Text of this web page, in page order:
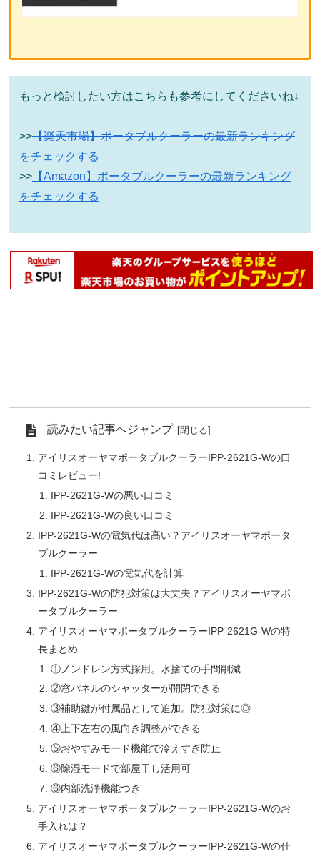
もっと検討したい方はこちらも参考にしてくださいね↓
>>【楽天市場】ポータブルクーラーの最新ランキング
をチェックする
>> 【Amazon】ポータブルクーラーの最新ランキング
をチェックする
読みたい記事へジャンプ
アイリスオーヤマポータブルクーラーIPP-2621G-Wの口
コミレビュー!
IPP-2621G-Wの悪い口コミ
IPP-2621G-Wの良い口コミ
IPP-2621G-Wの電気代は高い？アイリスオーヤマポータ
ブルクーラー
IPP-2621G-Wの電気代を計算
IPP-2621G-Wの防犯対策は大丈夫？アイリスオーヤマポ
ータブルクーラー
アイリスオーヤマポータブルクーラーIPP-2621G-Wの特
長まとめ
①ノンドレン方式採用。水捨ての手間削減
②窓パネルのシャッターが開閉できる
③補助鍵が付属品として追加。防犯対策に◎
④上下左右の風向き調整ができる
⑤おやすみモード機能で冷えすぎ防止
⑥除湿モードで部屋干し活用可
⑥内部洗浄機能つき
アイリスオーヤマポータブルクーラーIPP-2621G-Wのお
手入れは？
アイリスオーヤマポータブルクーラーIPP-2621G-Wの仕